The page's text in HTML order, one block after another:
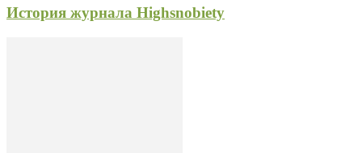
История журнала Highsnobiety